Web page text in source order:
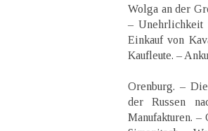
Wolga an der
– Unehrlichkeit
Einkauf von
Kaufleute. –
Orenburg. –
der Russen
Manufakturen.